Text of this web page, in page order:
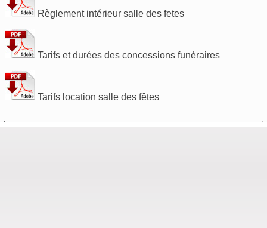
Règlement intérieur salle des fetes
Tarifs et durées des concessions funéraires
Tarifs location salle des fêtes